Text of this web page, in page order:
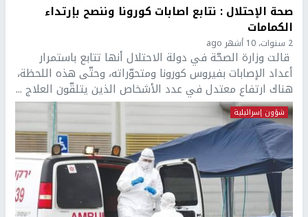
صحة الإحتلال : نتابع اصابات كورونا وننصح بإرتداء
الكمامات
2 سنوات، 10 أشهر ago
قالت وزارة الصحّة في دولة الاحتلال أنها تتابع باستمرار
أعداد الإصابات بفيروس كورونا ومتحوّراته، وحتّى هذه اللحظة،
هناك ارتفاع معتدل في عدد الأشخاص الذين يتلقّون العلاج ...
شؤون إسرائيلية